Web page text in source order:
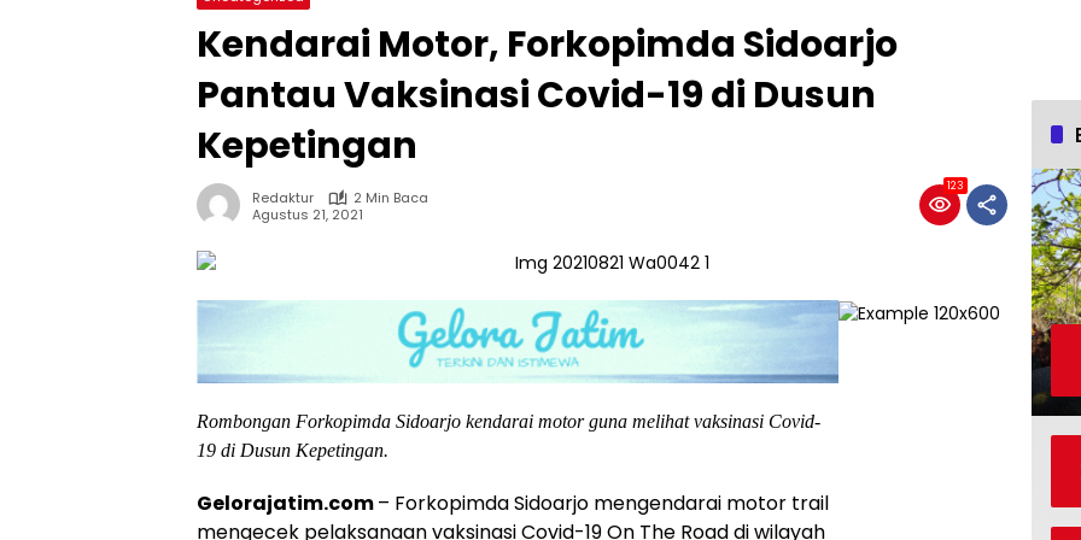
Kendarai Motor, Forkopimda Sidoarjo
Pantau Vaksinasi Covid-19 di Dusun
Kepetingan
Redaktur
2 Min Baca
Agustus 21, 2021
123
Rombongan Forkopimda Sidoarjo kendarai motor guna melihat vaksinasi Covid-
19 di Dusun Kepetingan.
Gelorajatim.com– Forkopimda Sidoarjo mengendarai motor trail
mengecek pelaksanaan vaksinasi Covid-19 On The Road di wilayah